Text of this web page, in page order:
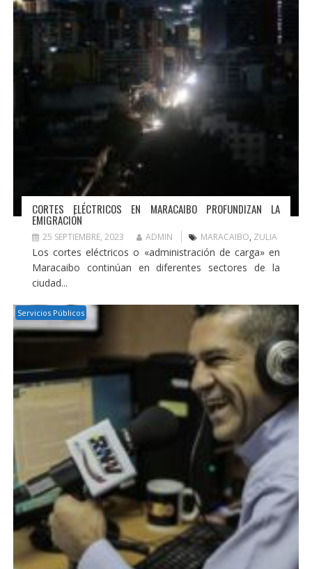
CORTES ELÉCTRICOS EN MARACAIBO PROFUNDIZAN LA
EMIGRACIÓN
25 SEPTIEMBRE, 2023 ADMIN MARACAIBO, ZULIA
Los cortes eléctricos o «administración de carga» en
Maracaibo continúan en diferentes sectores de la
ciudad...
Servicios Públicos